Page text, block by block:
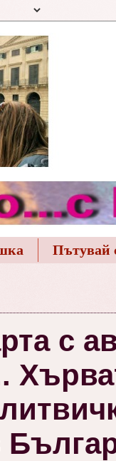
Пътувай
с